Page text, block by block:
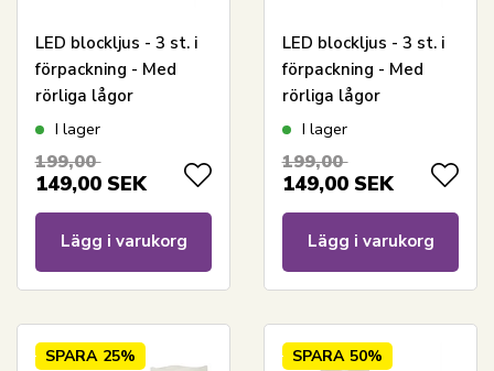
LED blockljus - 3 st. i
förpackning - Med
rörliga lågor
I lager
199,00
149,00 SEK
Lägg i varukorg
LED blockljus - 3 st. i
förpackning - Med
rörliga lågor
I lager
199,00
149,00 SEK
Lägg i varukorg
SPARA 25% SPARA 50%